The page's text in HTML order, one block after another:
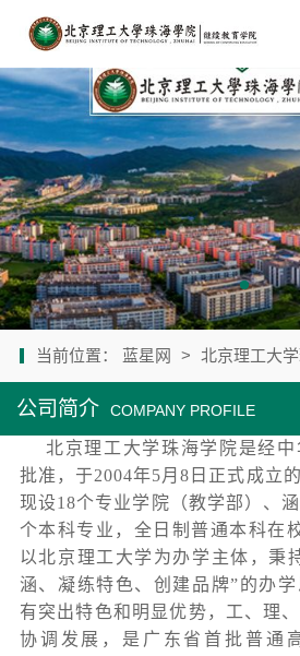
当前位置： 蓝星网 > 北京理工大学
公司简介 COMPANY PROFILE
北京理工大学珠海学院是经
批准，于2004年5月8日正式成立
现设18个专业学院（教学部）、
个本科专业，全日制普通本科在
以北京理工大学为办学主体，秉
涵、凝练特色、创建品牌”的办
有突出特色和明显优势，工、理
协调发展，是广东省首批普通